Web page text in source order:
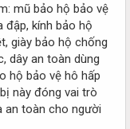
mũ bảo hộ bảo vệ
đập, kính bảo hộ
giày bảo hộ chống
dây an toàn dùng
hộ bảo vệ hô hấp
này đóng vai trò
an toàn cho người